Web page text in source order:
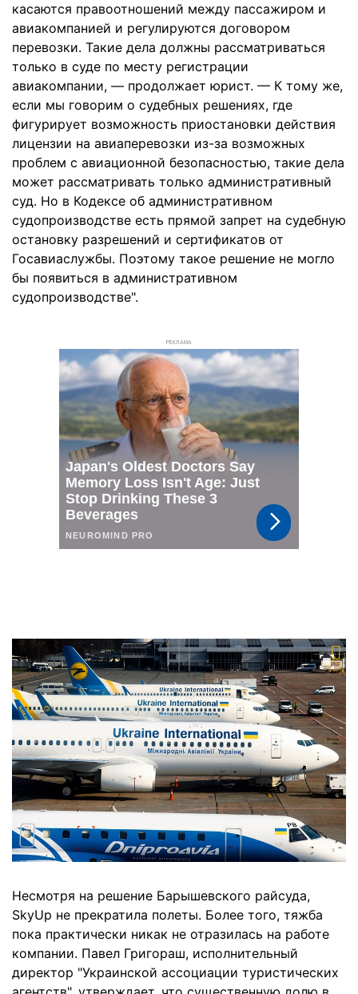
касаются правоотношений между пассажиром и
авиакомпанией и регулируются договором
перевозки. Такие дела должны рассматриваться
только в суде по месту регистрации
авиакомпании, — продолжает юрист. — К тому же,
если мы говорим о судебных решениях, где
фигурирует возможность приостановки действия
лицензии на авиаперевозки из-за возможных
проблем с авиационной безопасностью, такие дела
может рассматривать только административный
суд. Но в Кодексе об административном
судопроизводстве есть прямой запрет на судебную
остановку разрешений и сертификатов от
Госавиаслужбы. Поэтому такое решение не могло
бы появиться в административном
судопроизводстве".
РЕКЛАМА
Несмотря на решение Барышевского райсуда,
SkyUp не прекратила полеты. Более того, тяжба
пока практически никак не отразилась на работе
компании. Павел Григораш, исполнительный
директор "Украинской ассоциации туристических